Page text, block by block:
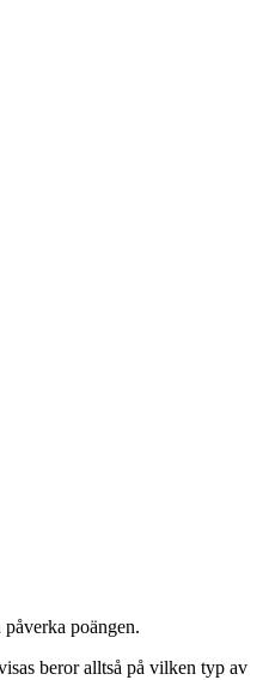
poängen.
beror alltså på vilken typ av